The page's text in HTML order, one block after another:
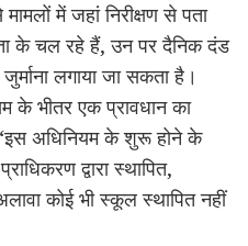
में जहां निरीक्षण से पता
के चल रहे हैं, उन पर दैनिक दंड
लगाया जा सकता है।
के भीतर एक प्रावधान का
अधिनियम के शुरू होने के
द्वारा स्थापित,
कोई भी स्कूल स्थापित नहीं